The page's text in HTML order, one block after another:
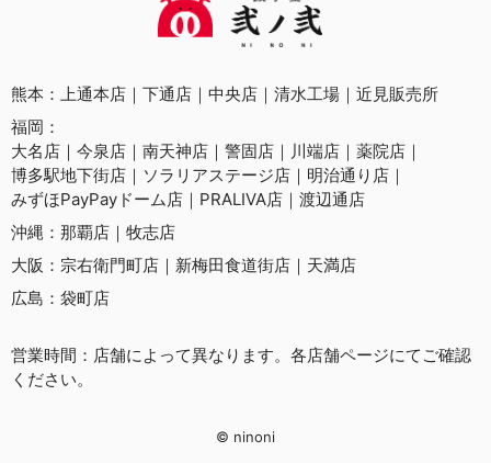
熊本： 上通本店 下通店 中央店 清水工場
近見販売所
福岡：
大名店
今泉店 南天神店 警固店 川端店
薬院店
博多駅地下街店
ソラリアステージ店
明治通り店
みずほPayPayドーム店
PRALIVA店
渡辺通店
沖縄： 那覇店
牧志店
大阪： 宗右衛門町店 新梅田食道街店
天満店
広島： 袋町店
営業時間：店舗によって異なります。各店舗ページにてご確認
ください。
© ninoni